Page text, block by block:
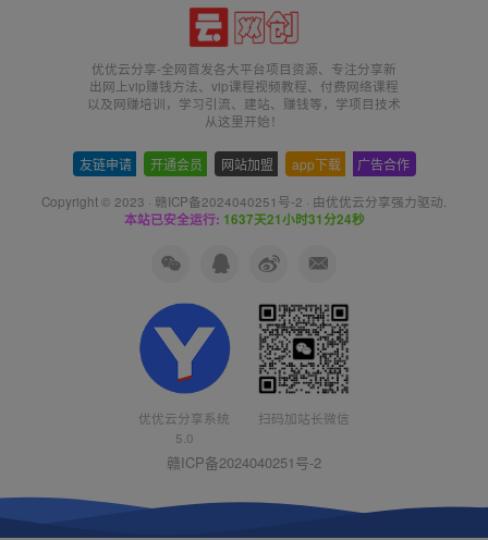
优优云分享-全网首发各大平台项目资源、专注分享新
出网上vip赚钱方法、vip课程视频教程、付费网络课程
以及网赚培训，学习引流、建站、赚钱等，学项目技术
从这里开始！
友链申请 开通会员 网站加盟 app下载 广告合作
Copyright © 2023 · 赣ICP备2024040251号-2 · 由优优云分享强力驱动.
本站已安全运行: 1637天21小时31分24秒
优优云分享系统
5.0
扫码加站长微信
赣ICP备2024040251号-2